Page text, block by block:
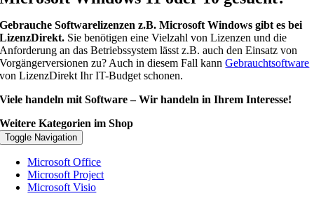
Gebrauche Softwarelizenzen z.B. Microsoft Windows gibt es bei
LizenzDirekt. Sie benötigen eine Vielzahl von Lizenzen und die
Anforderung an das Betriebssystem lässt z.B. auch den Einsatz von
Vorgängerversionen zu? Auch in diesem Fall kannGebrauchtsoftware
von LizenzDirekt Ihr IT-Budget schonen.
Viele handeln mit Software – Wir handeln in Ihrem Interesse!
Weitere Kategorien im Shop
Toggle Navigation
Microsoft Office
Microsoft Project
Microsoft Visio